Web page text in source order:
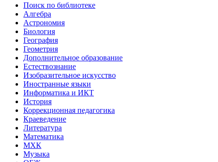
Поиск по библиотеке
Алгебра
Астрономия
Биология
География
Геометрия
Дополнительное образование
Естествознание
Изобразительное искусство
Иностранные языки
Информатика и ИКТ
История
Коррекционная педагогика
Краеведение
Литература
Математика
МХК
Музыка